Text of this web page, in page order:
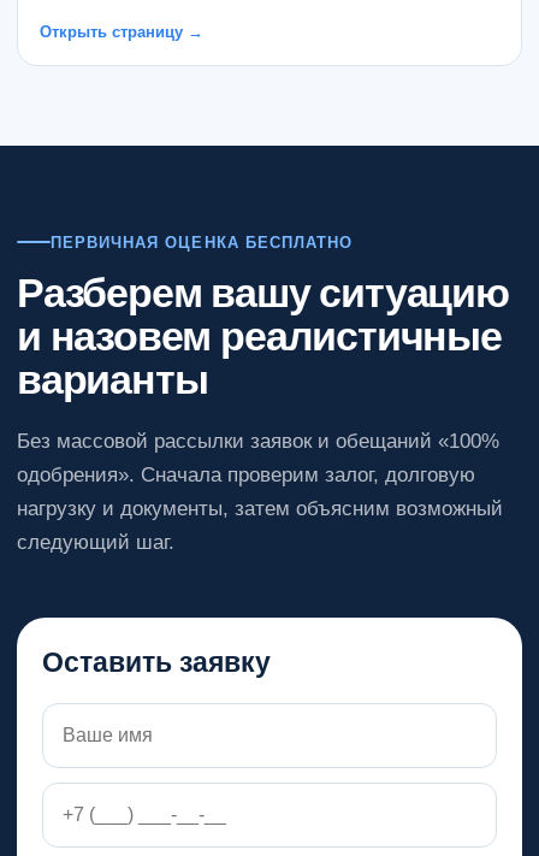
Открыть страницу →
ПЕРВИЧНАЯ ОЦЕНКА БЕСПЛАТНО
Разберем вашу ситуацию
и назовем реалистичные
варианты
Без массовой рассылки заявок и обещаний «100%
одобрения». Сначала проверим залог, долговую
нагрузку и документы, затем объясним возможный
следующий шаг.
Оставить заявку